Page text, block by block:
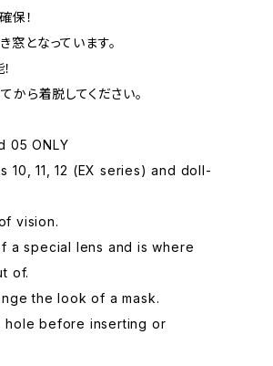
保！
となっています。
から着脱してください。
05 ONLY
10, 11, 12 (EX series) and doll-
vision.
a special lens and is where
of.
the look of a mask.
hole before inserting or